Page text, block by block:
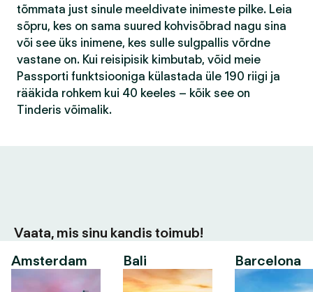
tõmmata just sinule meeldivate inimeste pilke. Leia
sõpru, kes on sama suured kohvisõbrad nagu sina
või see üks inimene, kes sulle sulgpallis võrdne
vastane on. Kui reisipisik kimbutab, võid meie
Passporti funktsiooniga külastada üle 190 riigi ja
rääkida rohkem kui 40 keeles – kõik see on
Tinderis võimalik.
Vaata, mis sinu kandis toimub!
Amsterdam
Bali Barcelona